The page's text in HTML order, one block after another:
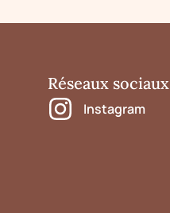
Réseaux sociaux
Instagram